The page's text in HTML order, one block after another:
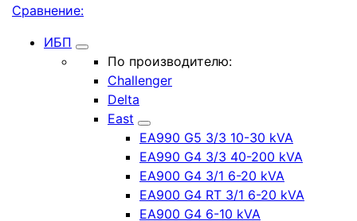
Сравнение:
ИБП
По производителю:
Challenger
Delta
East
EA990 G5 3/3 10-30 kVA
EA990 G4 3/3 40-200 kVA
EA900 G4 3/1 6-20 kVA
EA900 G4 RT 3/1 6-20 kVA
EA900 G4 6-10 kVA